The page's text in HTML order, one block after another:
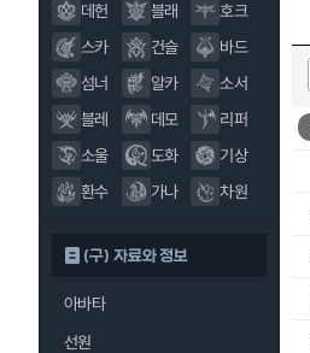
데헌
블래
호크
스카
건슬
바드
섬너
알카
소서
블레
데모
리퍼
소울
도화
기상
환수
가나 차원
(구) 자료와 정보
아바타
선원